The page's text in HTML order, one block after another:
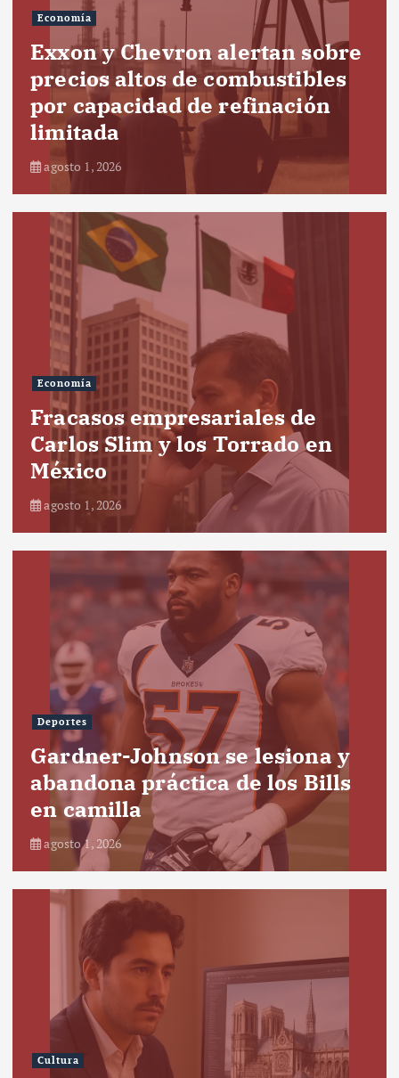
Economía
Exxon y Chevron alertan sobre
precios altos de combustibles
por capacidad de refinación
limitada
agosto 1, 2026
Economía
Fracasos empresariales de
Carlos Slim y los Torrado en
México
agosto 1, 2026
Deportes
Gardner-Johnson se lesiona y
abandona práctica de los Bills
en camilla
agosto 1, 2026
Cultura